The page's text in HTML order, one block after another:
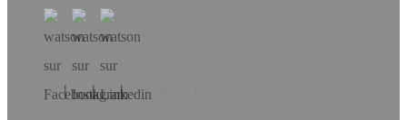
Téléchargez l’app!